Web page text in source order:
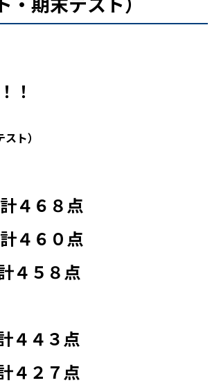
！
ト）
６８点
６０点
５８点
４３点
２７点